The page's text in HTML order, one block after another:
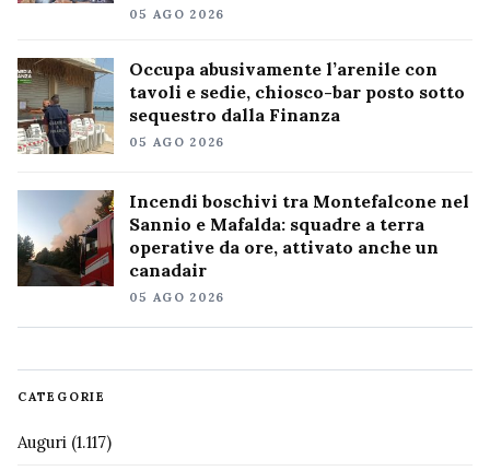
05 AGO 2026
Occupa abusivamente l’arenile con
tavoli e sedie, chiosco-bar posto sotto
sequestro dalla Finanza
05 AGO 2026
Incendi boschivi tra Montefalcone nel
Sannio e Mafalda: squadre a terra
operative da ore, attivato anche un
canadair
05 AGO 2026
CATEGORIE
Auguri (1.117)